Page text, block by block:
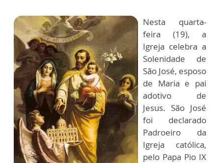
Nesta quarta-
feira (19), a
Igreja celebra a
Solenidade de
São José, esposo
de Maria e pai
adotivo de
Jesus. São José
foi declarado
Padroeiro da
Igreja católica,
pelo Papa Pio IX